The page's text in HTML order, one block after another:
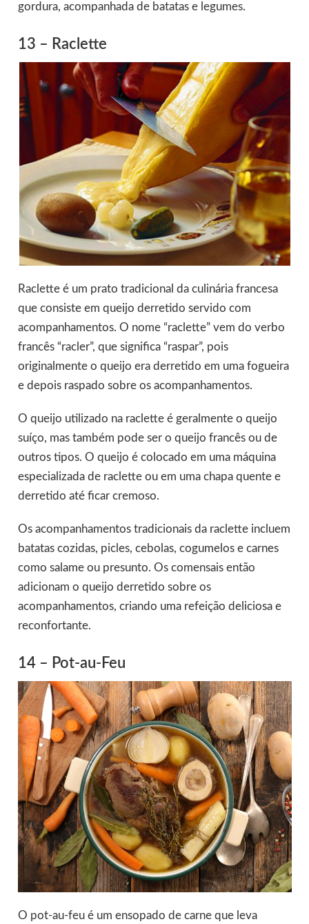
gordura, acompanhada de batatas e legumes.
13 – Raclette
Raclette é um prato tradicional da culinária francesa
que consiste em queijo derretido servido com
acompanhamentos. O nome “raclette” vem do verbo
francês “racler”, que significa “raspar”, pois
originalmente o queijo era derretido em uma fogueira
e depois raspado sobre os acompanhamentos.
O queijo utilizado na raclette é geralmente o queijo
suíço, mas também pode ser o queijo francês ou de
outros tipos. O queijo é colocado em uma máquina
especializada de raclette ou em uma chapa quente e
derretido até ficar cremoso.
Os acompanhamentos tradicionais da raclette incluem
batatas cozidas, picles, cebolas, cogumelos e carnes
como salame ou presunto. Os comensais então
adicionam o queijo derretido sobre os
acompanhamentos, criando uma refeição deliciosa e
reconfortante.
14 – Pot-au-Feu
O pot-au-feu é um ensopado de carne que leva